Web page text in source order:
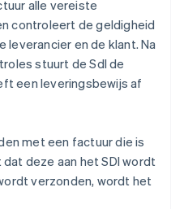
alle vereiste
controleert de geldigheid
leverancier en de klant. Na
stuurt de SdI de
een leveringsbewijs af
met een factuur die is
deze aan het SDI wordt
verzonden, wordt het